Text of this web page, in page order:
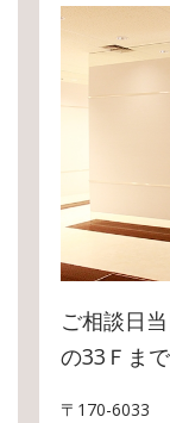
ご相談日
の33Ｆま
〒170-6033